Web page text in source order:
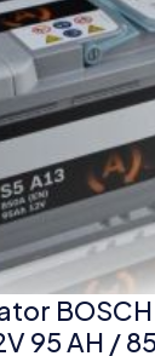
BOSCH
95 AH /